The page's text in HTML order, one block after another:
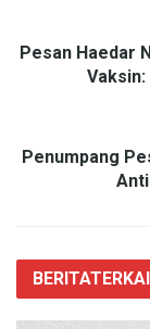
Pesan Haedar
Penumpang
BERITA